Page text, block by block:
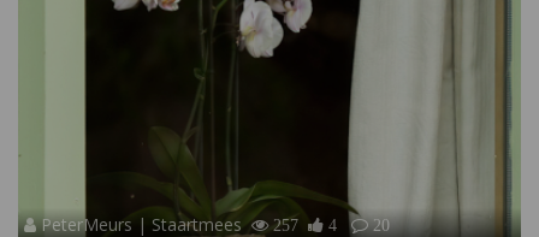
PeterMeurs | Staartmees 257 4 20